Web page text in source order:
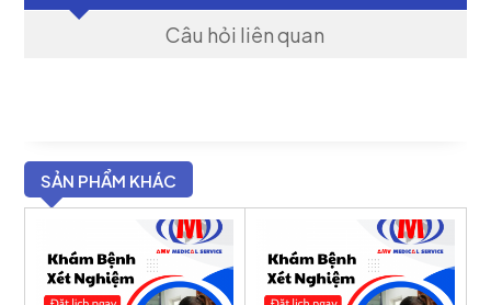
Câu hỏi liên quan
SẢN PHẨM KHÁC